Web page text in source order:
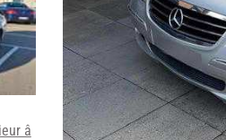
â